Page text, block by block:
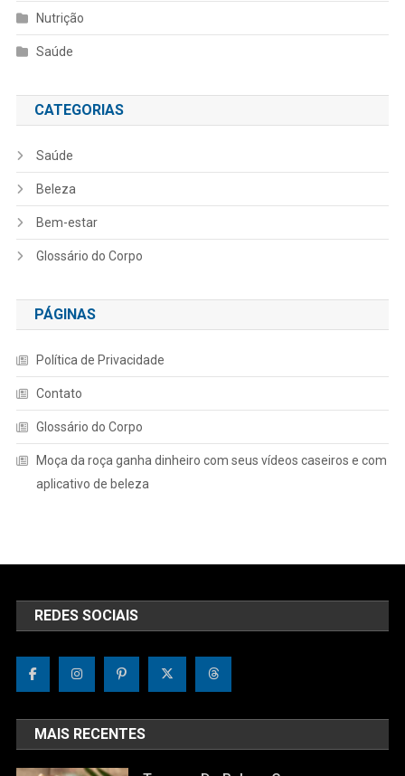
Nutrição
Saúde
CATEGORIAS
Saúde
Beleza
Bem-estar
Glossário do Corpo
PÁGINAS
Política de Privacidade
Contato
Glossário do Corpo
Moça da roça ganha dinheiro com seus vídeos caseiros e com
aplicativo de beleza
REDES SOCIAIS
MAIS RECENTES